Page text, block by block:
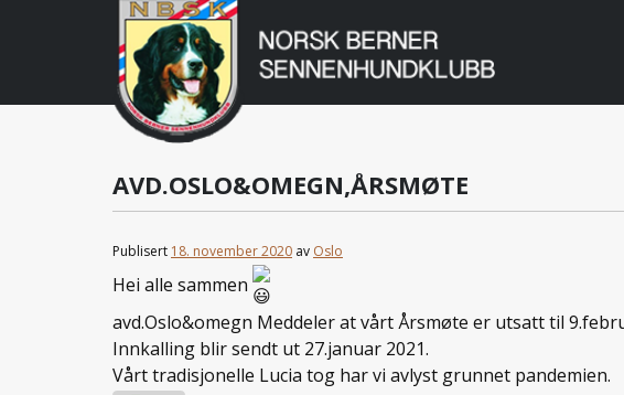
Norsk
Berner
Sennenhundklubb
AVD.OSLO&OMEGN,ÅRSMØTE
Publisert 18. november 2020 av Oslo
Hei alle sammen
avd.Oslo&omegn Meddeler at vårt Årsmøte er utsatt til
Innkalling blir sendt ut 27.januar 2021.
Vårt tradisjonelle Lucia tog har vi avlyst grunnet pandemien.